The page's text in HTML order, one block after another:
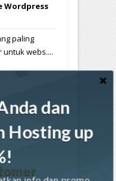
Wordpress
paling
webs....
dan
Hosting up